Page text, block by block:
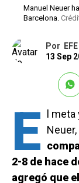
Manuel Neuer
Barcelona.
Por
EFE
13 Sep
E
l
2-8 de hace
agregó que